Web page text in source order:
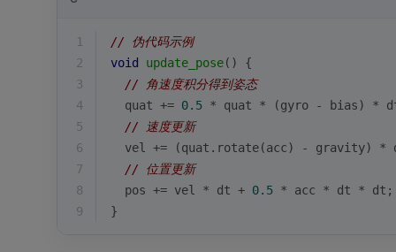
1
// 伪代码示例
2
void update_pose()
{
3
// 角速度积分得到姿态
4
  quat +=
0.5 * quat * (gyro - bias) *
5
// 速度更新
6
vel += (quat.rotate(acc) - gravity) *
7
// 位置更新
8
  pos += vel * dt +
0.5 * acc * dt * dt;
9
}